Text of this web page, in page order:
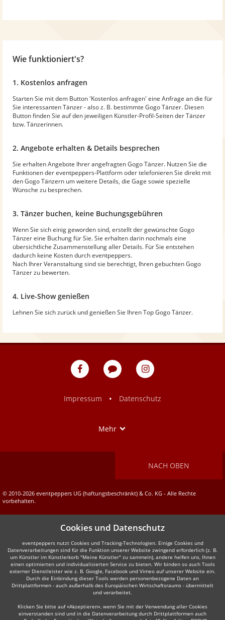
Wie funktioniert's?
1. Kostenlos anfragen
Starten Sie mit dem Button 'Kostenlos anfragen' eine Anfrage an die für
Sie interessanten Tänzer - also z. B. bestimmte Gogo Tänzer. Diesen
Button finden Sie auf den jeweiligen Künstler-Profil-Seiten der Tänzer
bzw. Tänzerinnen.
2. Angebote erhalten & Details besprechen
Sie erhalten Angebote Ihrer angefragten Gogo Tänzer. Nutzen Sie die
Funktionen der eventpeppers-Plattform oder telefonieren Sie direkt mit
den Gogo Tänzern um weitere Details, die Gage sowie spezielle
Wünsche zu besprechen.
3. Tänzer buchen, keine Buchungsgebühren
Wenn Sie sich einig geworden sind, erstellt der gewünschte Gogo
Tänzer eine Buchung für Sie. Sie erhalten darin nochmals eine
übersichtliche Zusammenstellung aller Details. Für Sie entstehen
dadurch keine Kosten durch eventpeppers.
Nach Ihrer Veranstaltung sind sie berechtigt, Ihren gebuchten Gogo
Tänzer zu bewerten.
4. Live-Show genießen
Lehnen Sie sich zurück und genießen Sie Ihren Top Gogo Tänzer.
eventpeppers
Blog
eventpeppers
Impressum
• Datenschutz
Mehr
NACH OBEN
© 2010-2026 eventpeppers UG (haftungsbeschränkt) & Co. KG - Alle Rechte
vorbehalten.
Cookies und Datenschutz
eventpeppers nutzt Cookies und Tracking-Technologien. Einige Cookies und
Datenverarbeitungen sind für die Funktion unserer Website zwingend erforderlich (z. B.
um Künstler im Künstlerkorb "Meine Künstler" zu sammeln), andere helfen uns, Ihnen
einen optimierten und individualisierten Service zu bieten. Wir binden so auch Tools
externer Dienstleister wie z. B. Google, Facebook und Vimeo auf unserer Website ein.
Durch die Einbindung dieser Tools werden personenbezogene Daten an
Drittplattformen - auch außerhalb des Europäischen Wirtschaftsraums - übermittelt
und verarbeitet.
Klicken Sie bitte auf «Akzeptieren», wenn Sie mit der Verwendung aller Cookies
einverstanden sind und in die Datenverarbeitung durch Drittplattformen auch